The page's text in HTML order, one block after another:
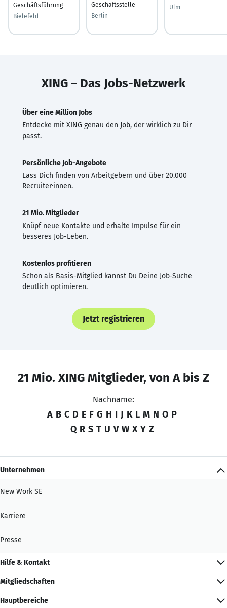
Geschäftsführung
Bielefeld
Geschäftsstelle
Berlin
Ulm
XING – Das Jobs-Netzwerk
Über eine Million Jobs
Entdecke mit XING genau den Job, der wirklich zu Dir
passt.
Persönliche Job-Angebote
Lass Dich finden von Arbeitgebern und über 20.000
Recruiter·innen.
21 Mio. Mitglieder
Knüpf neue Kontakte und erhalte Impulse für ein
besseres Job-Leben.
Kostenlos profitieren
Schon als Basis-Mitglied kannst Du Deine Job-Suche
deutlich optimieren.
Jetzt registrieren
21 Mio. XING Mitglieder, von A bis Z
Nachname:
A B C D E F G H I J K L M N O P
Q R S T U V W X Y Z
Unternehmen
New Work SE
Karriere
Presse
Hilfe & Kontakt
Mitgliedschaften
Hauptbereiche